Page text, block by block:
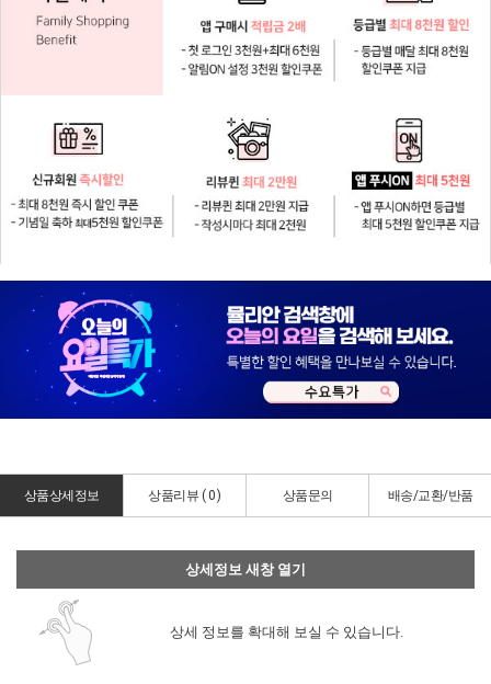
상품상세정보 상품리뷰 (0) 상품문의 배송/교환/반품
상세정보 새창 열기
상세 정보를 확대해 보실 수 있습니다.